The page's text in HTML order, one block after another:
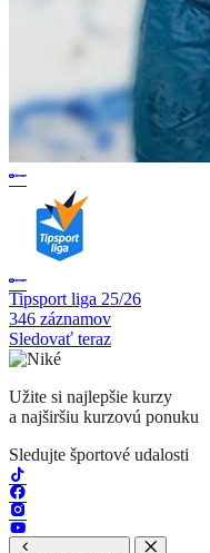
Tipsport liga 25/26
346 záznamov
Sledovať teraz
Užite si najlepšie kurzy
a najširšiu kurzovú ponuku
Sledujte športové udalosti